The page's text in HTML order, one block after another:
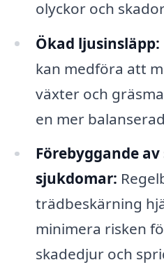
olyckor och
Ökad ljusinsläpp:
kan medföra att
växter och
en mer
Förebyggande
sjukdomar:
trädbeskärning
minimera risken
skadedjur och